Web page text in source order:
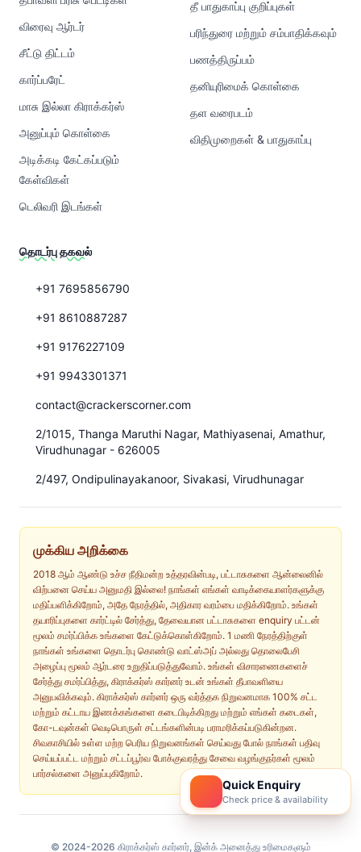
Quick Enquiry
Check price & availability
விரைவு ஆர்டர்
சீட்டு திட்டம்
கார்ப்பரேட்
மாசு இல்லா கிராக்கர்ஸ்
அனுப்பும் கொள்கை
அடிக்கடி கேட்கப்படும்
கேள்விகள்
டெலிவரி இடங்கள்
தீ பாதுகாப்பு குறிப்புகள்
பரிந்துரை மற்றும் சம்பாதிக்கவும்
பணத்திருப்பம்
தனியுரிமைக் கொள்கை
தள வரைபடம்
விதிமுறைகள் & பாதுகாப்பு
தொடர்பு தகவல்
+91 7695856790
+91 8610887287
+91 9176227109
+91 9943301371
contact@crackerscorner.com
2/1015, Thanga Maruthi Nagar, Mathiyasenai, Amathur,
Virudhunagar - 626005
2/497, Ondipulinayakanoor, Sivakasi, Virudhunagar
முக்கிய அறிக்கை
2018 ஆம் ஆண்டு உச்ச நீதிமன்ற உத்தரவின்படி, பட்டாசுகளை ஆன்லைனில்
விற்பனை செய்ய அனுமதி இல்லை! நாங்கள் எங்கள் வாடிக்கையாளர்களுக்கு
மதிப்பளிக்கிறோம், அதே நேரத்தில், அதிகார வரம்பை மதிக்கிறோம். உங்கள்
தயாரிப்புகளை கார்ட்டில் சேர்த்து, தேவையான பட்டாசுகளை enquiry பட்டன்
மூலம் சமர்ப்பிக்க உங்களை கேட்டுக்கொள்கிறோம். 1 மணி நேரத்திற்குள்
நாங்கள் உங்களை தொடர்பு கொண்டு வாட்ஸ்அப் அல்லது தொலைபேசி
அழைப்பு மூலம் ஆர்டரை உறுதிப்படுத்துவோம். உங்கள் விசாரணைகளைச்
சேர்த்து சமர்ப்பித்து, கிராக்கர்ஸ் கார்னர் உடன் உங்கள் தீபாவளியை
அனுபவிக்கவும். கிராக்கர்ஸ் கார்னர் ஒரு வர்த்தக நிறுவனமாக 100% சட்ட
மற்றும் கட்டாய இணக்கங்களை கடைபிடிக்கிறது மற்றும் எங்கள் கடைகள்,
கோ-டவுன்கள் வெடிபொருள் சட்டங்களின்படி பராமரிக்கப்படுகின்றன.
சிவகாசியில் உள்ள மற்ற பெரிய நிறுவனங்கள் செய்வது போல் நாங்கள் பதிவு
செய்யப்பட்ட மற்றும் சட்டப்பூர்வ போக்குவரத்து சேவை வழங்குநர்கள் மூலம்
பார்சல்களை அனுப்புகிறோம்.
© 2024-2026 கிராக்கர்ஸ் கார்னர், இன்க் அனைத்து உரிமைகளும்